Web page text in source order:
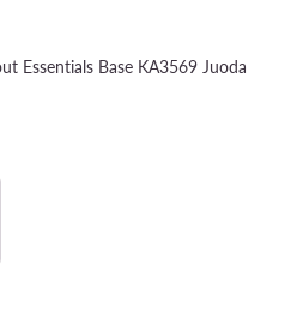
Essentials Base KA3569 Juoda